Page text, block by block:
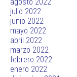
julio 2022
junio 2022
mayo 2022
abril 2022
marzo 2022
febrero 2022
enero 2022